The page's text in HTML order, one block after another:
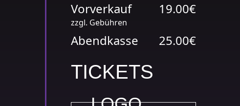
Vorverkauf
19.00€
zzgl. Gebühren
Abendkasse 25.00€
TICKETS